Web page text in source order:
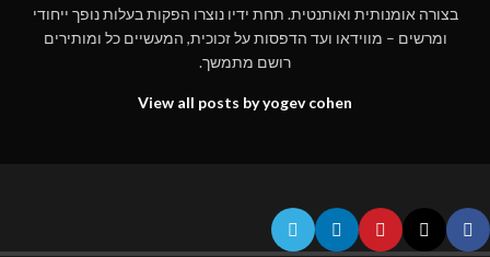
בצורה אומנותית ואותנטית. תחת ידיו נוצרו הפקות בעלות נופך ייחודי
ומרשים – מווידאו ועד הדפסות על זכוכית, המעשיים כל ומותירים
רושם מתמשך.
View all posts by yogev cohen